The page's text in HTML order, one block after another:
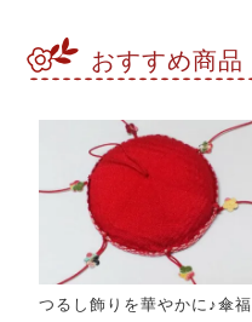
おすすめ商品
つるし飾りを華やかに♪傘福